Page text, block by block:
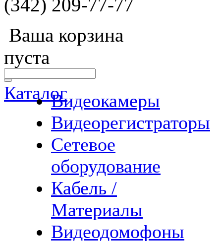
(342) 209-77-77
Ваша корзина
пуста
КаталогВидеокамеры
Видеорегистраторы
Сетевое
оборудование
Кабель /
Материалы
Видеодомофоны